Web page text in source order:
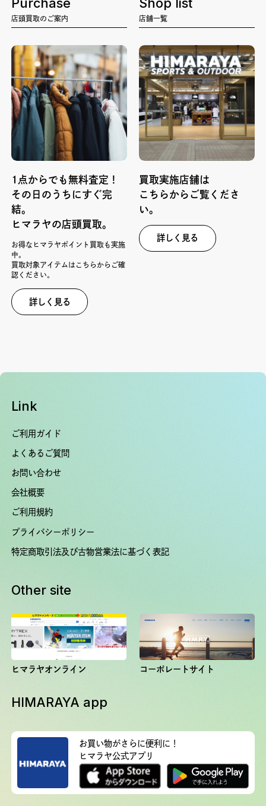
店頭買取のご案内
1点からでも無料査定！
その日のうちにすぐ完
結。
ヒマラヤの店頭買取。
お得なヒマラヤポイント買取も実施
中。
買取対象アイテムはこちらからご確
認ください。
詳しく見る
店舗一覧
買取実施店舗は
こちらからご覧くださ
い。
詳しく見る
Link
ご利用ガイド
よくあるご質問
お問い合わせ
会社概要
ご利用規約
プライバシーポリシー
特定商取引法及び古物営業法に基づく表記
Other site
ヒマラヤオンライン コーポレートサイト
HIMARAYA app
お買い物がさらに便利に！
ヒマラヤ公式アプリ